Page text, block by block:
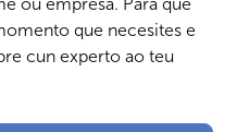
que necesites e
cun experto ao teu